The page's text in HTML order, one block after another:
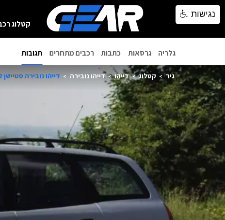
קטלוג
גלריה גרסאות כתבות רכבים מתחרים תגובות
גיר קטלוג דייהו דייהו נובירה דייהו נובירה סטיישן 2002
נגישות
נגישות